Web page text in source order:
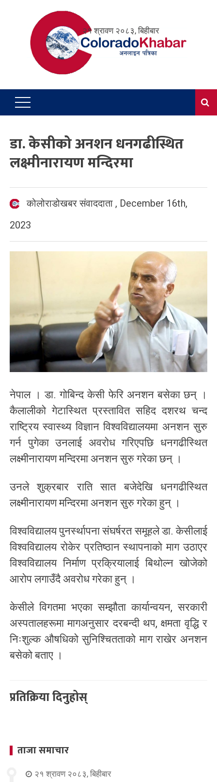
२१ श्रावण २०८३, बिहीबार
डा. केसीको अनशन धनगढीस्थित
लक्ष्मीनारायण मन्दिरमा
कोलोराडोखबर संवाददाता , December 16th,
2023
नेपाल । डा. गोबिन्द केसी फेरि अनशन बसेका छन् ।
कैलालीको गेटास्थित प्रस्तावित सहिद दशरथ चन्द
राष्ट्रिय स्वास्थ्य विज्ञान विश्वविद्यालयमा अनशन सुरु
गर्न पुगेका उनलाई अवरोध गरिएपछि धनगढीस्थित
लक्ष्मीनारायण मन्दिरमा अनशन सुरु गरेका छन् ।
उनले शुक्रबार राति सात बजेदेखि धनगढीस्थित
लक्ष्मीनारायण मन्दिरमा अनशन सुरु गरेका हुन् ।
विश्वविद्यालय पुनर्स्थापना संघर्षरत समूहले डा. केसीलाई
विश्वविद्यालय रोकेर प्रतिष्ठान स्थापनाको माग उठाएर
विश्वविद्यालय निर्माण प्रक्रियालाई बिथोल्न खोजेको
आरोप लगाउँदै अवरोध गरेका हुन् ।
केसीले विगतमा भएका सम्झौता कार्यान्वयन, सरकारी
अस्पतालहरूमा मागअनुसार दरबन्दी थप, क्षमता वृद्धि र
निःशुल्क औषधिको सुनिश्चितताको माग राखेर अनशन
बसेको बताए ।
प्रतिक्रिया दिनुहोस्
ताजा समाचार
२१ श्रावण २०८३, बिहीबार